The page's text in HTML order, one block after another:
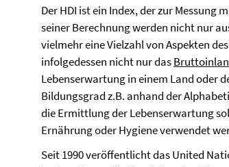
Der HDI ist ein Index, der zur Messung
seiner Berechnung werden nicht nur
vielmehr eine Vielzahl von Aspekten
infolgedessen nicht nur das
Lebenserwartung in einem Land oder
Bildungsgrad z.B. anhand der
die Ermittlung der Lebenserwartung
Ernährung oder Hygiene verwendet
Seit 1990 veröffentlicht das United